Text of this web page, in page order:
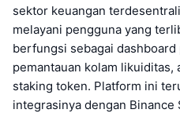
sektor keuangan
melayani pengguna yang
berfungsi sebagai
pemantauan kolam
staking token. Platform ini
integrasinya dengan